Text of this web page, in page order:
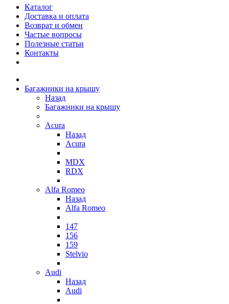
Каталог
Доставка и оплата
Возврат и обмен
Частые вопросы
Полезные статьи
Контакты
Багажники на крышу
Назад
Багажники на крышу
Acura
Назад
Acura
MDX
RDX
Alfa Romeo
Назад
Alfa Romeo
147
156
159
Stelvio
Audi
Назад
Audi